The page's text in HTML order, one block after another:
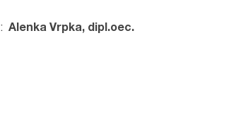
Alenka Vrpka, dipl.oec.